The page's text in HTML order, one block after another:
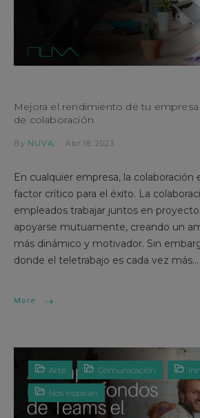
Mejora el rendimiento de tu
de colaboración
By NUVA Abr 18, 2023
En cualquier empresa, la colaboración
factor crítico para el éxito. La
empleados trabajar juntos en
apoyarse mutuamente, creando un
más dinámico y motivador. Sin
donde el teletrabajo es cada vez más...
More
Arte Comunicación
Nos inspiran